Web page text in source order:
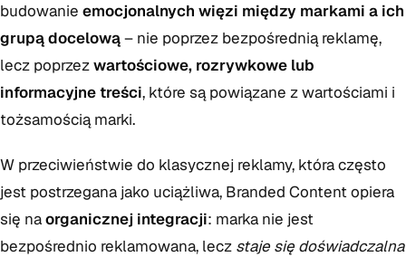
budowanie emocjonalnych więzi między markami a ich
grupą docelową– nie poprzez bezpośrednią reklamę,
lecz poprzezwartościowe, rozrywkowe lub
informacyjne treści, które są powiązane z wartościami i
tożsamością marki.
W przeciwieństwie do klasycznej reklamy, która często
jest postrzegana jako uciążliwa, Branded Content opiera
się naorganicznej integracji: marka nie jest
bezpośrednio reklamowana, lecz staje się doświadczalna